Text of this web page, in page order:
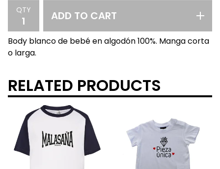
QTY ADD TO CART
Body blanco de bebé en algodón 100%. Manga corta
o larga.
RELATED PRODUCTS